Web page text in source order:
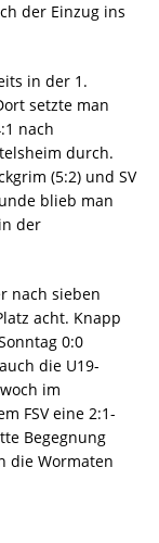
der Einzug ins
in der 1.
setzte man
nach
durch.
(5:2) und SV
blieb man
der
nach sieben
acht. Knapp
0:0
die U19-
im
FSV eine 2:1-
Begegnung
die Wormaten